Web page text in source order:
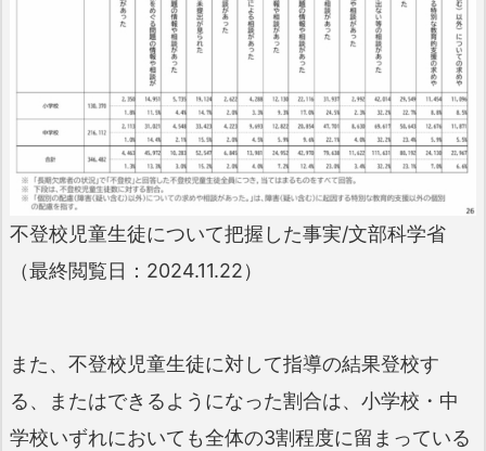
不登校児童生徒について把握した事実/文部科学省
（最終閲覧日：2024.11.22）
また、不登校児童生徒に対して指導の結果登校す
る、またはできるようになった割合は、小学校・中
学校いずれにおいても全体の3割程度に留まっている